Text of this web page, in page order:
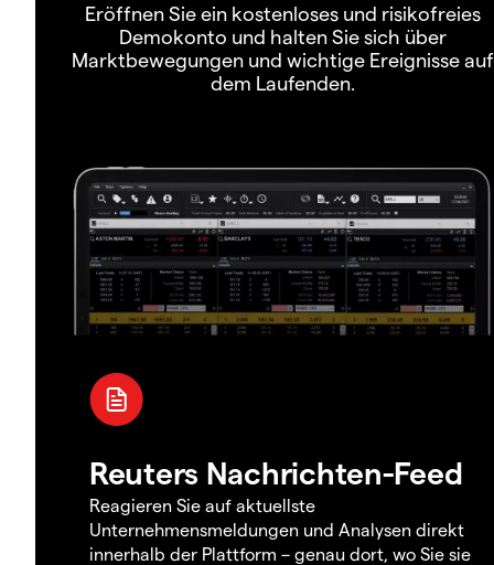
Eröffnen Sie ein kostenloses und risikofreies
Demokonto und halten Sie sich über
Marktbewegungen und wichtige Ereignisse auf
dem Laufenden.
Reuters Nachrichten-Feed
Reagieren Sie auf aktuellste
Unternehmensmeldungen und Analysen direkt
innerhalb der Plattform – genau dort, wo Sie sie